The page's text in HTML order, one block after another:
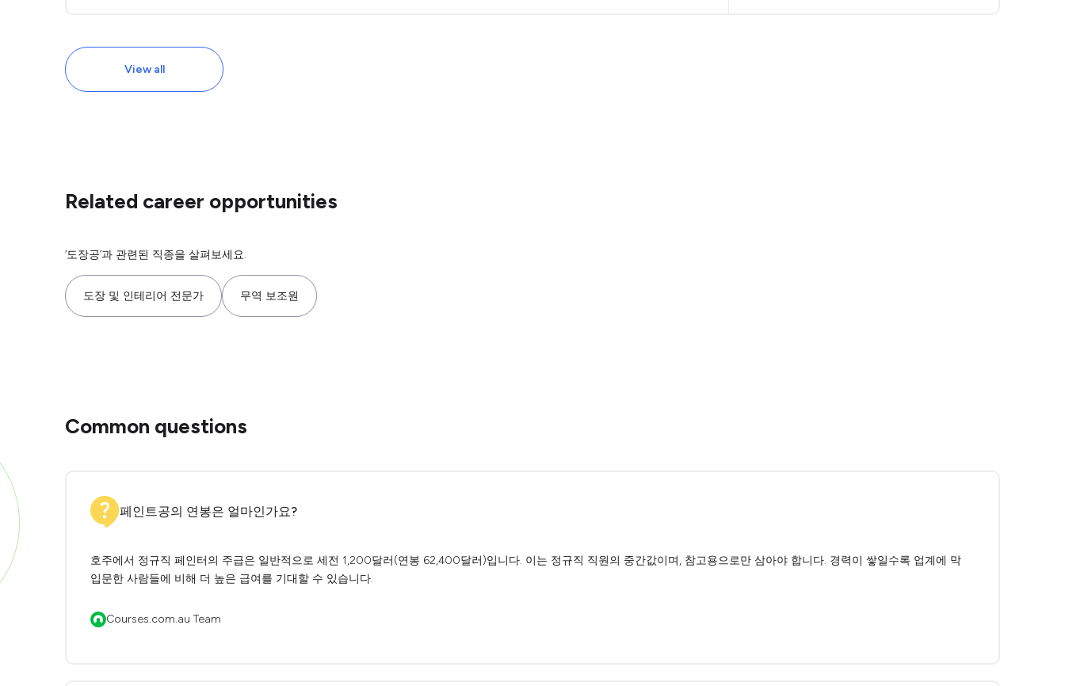
View all
Related career opportunities
‘도장공’과 관련된 직종을 살펴보세요.
도장 및 인테리어 전문가 무역 보조원
Common questions
페인트공의 연봉은 얼마인가요?
호주에서 정규직 페인터의 주급은 일반적으로 세전 1,200달러(연봉 62,400달러)입니다. 이는 정규직 직원의 중간값이며, 참고용으로만 삼아야 합니다. 경력이 쌓일수록 업계에 막
입문한 사람들에 비해 더 높은 급여를 기대할 수 있습니다.
Courses.com.au Team